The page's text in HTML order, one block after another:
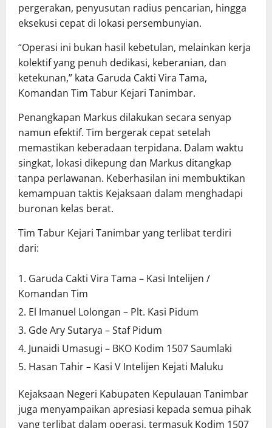
pergerakan, penyusutan radius pencarian, hingga
eksekusi cepat di lokasi persembunyian.
“Operasi ini bukan hasil kebetulan, melainkan kerja
kolektif yang penuh dedikasi, keberanian, dan
ketekunan,” kata Garuda Cakti Vira Tama,
Komandan Tim Tabur Kejari Tanimbar.
Penangkapan Markus dilakukan secara senyap
namun efektif. Tim bergerak cepat setelah
memastikan keberadaan terpidana. Dalam waktu
singkat, lokasi dikepung dan Markus ditangkap
tanpa perlawanan. Keberhasilan ini membuktikan
kemampuan taktis Kejaksaan dalam menghadapi
buronan kelas berat.
Tim Tabur Kejari Tanimbar yang terlibat terdiri
dari:
Garuda Cakti Vira Tama – Kasi Intelijen /
Komandan Tim
El Imanuel Lolongan – Plt. Kasi Pidum
Gde Ary Sutarya – Staf Pidum
Junaidi Umasugi – BKO Kodim 1507 Saumlaki
Hasan Tahir – Kasi V Intelijen Kejati Maluku
Kejaksaan Negeri Kabupaten Kepulauan Tanimbar
juga menyampaikan apresiasi kepada semua pihak
yang terlibat dalam operasi, termasuk Kodim 1507